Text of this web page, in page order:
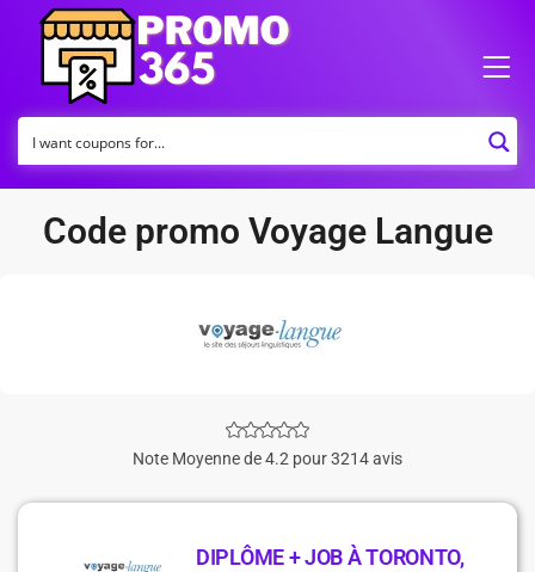
Code promo Voyage Langue
Note Moyenne de 4.2 pour 3214 avis
DIPLÔME + JOB À TORONTO,